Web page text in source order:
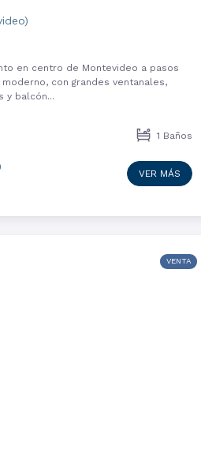
en centro de Montevideo a pasos
con grandes ventanales,
y balcón...
1 Baños
VER MÁS
VENTA